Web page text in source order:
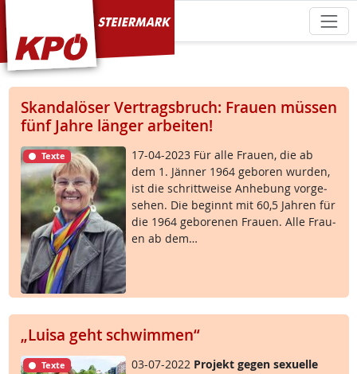
KPÖ Steiermark
Skandalöser Vertragsbruch: Frauen müssen
fünf Jahre länger arbeiten!
Texte
17-04-2023 Für al­le Frau­en, die ab
dem 1. Jän­ner 1964 ge­bo­ren wur­den,
ist die schritt­wei­se An­he­bung vor­ge­
se­hen. Die be­ginnt mit 60,5 Jah­ren für
die 1964 ge­bo­re­nen Frau­en. Al­le Frau­
en ab dem…
„Luisa geht schwimmen“
Texte 03-07-2022 Pro­jekt ge­gen se­xu­el­le